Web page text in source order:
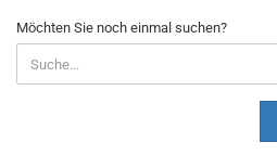
MÖCHTEN
SIE
NOCH
EINMAL
Möchten Sie noch einmal suchen?